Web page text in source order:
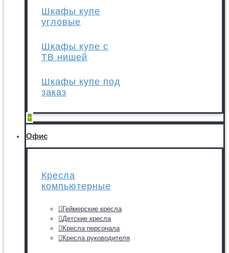
Шкафы купе
угловые
Шкафы купе с
ТВ нишей
Шкафы купе под
заказ
+
Офис
Кресла
компьютерные
Геймерские кресла
Детские кресла
Кресла персонала
Кресла руководителя